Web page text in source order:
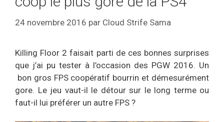
24 novembre 2016 par Cloud Strife Sama
Killing Floor 2 faisait parti de ces bonnes surprises
que j’ai pu tester à l’occasion des PGW 2016. Un
bon gros FPS coopératif bourrin et démesurément
gore. Le jeu vaut-il le détour sur le long terme ou
faut-il lui préférer un autre FPS ?